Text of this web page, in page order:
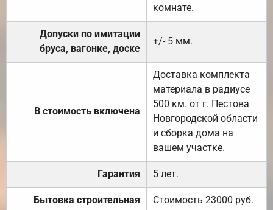
комнате.
Допуски по имитации
бруса, вагонке, доске
+/- 5 мм.
В стоимость включена
Доставка комплекта
материала в радиусе
500 км. от г. Пестова
Новгородской области
и сборка дома на
вашем участке.
Гарантия 5 лет.
Бытовка строительная
Стоимость 23000 руб.